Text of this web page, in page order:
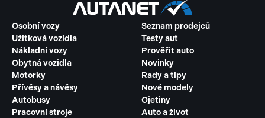
Osobní vozy
Užitková vozidla
Nákladní vozy
Obytná vozidla
Motorky
Přívěsy a návěsy
Autobusy
Pracovní stroje
Seznam prodejců
Testy aut
Prověřit auto
Novinky
Rady a tipy
Nové modely
Ojetiny
Auto a život